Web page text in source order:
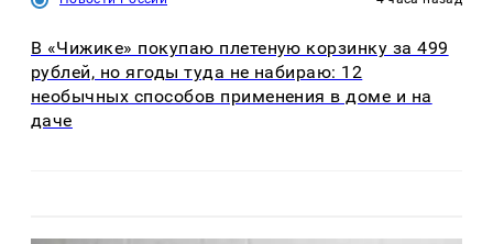
В «Чижике» покупаю плетеную корзинку за 499
рублей, но ягоды туда не набираю: 12
необычных способов применения в доме и на
даче